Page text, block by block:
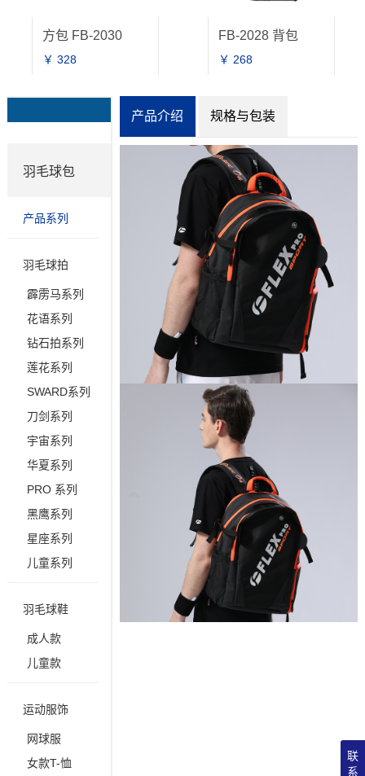
方包 FB-2030
￥ 328
FB-2028 背包
￥ 268
产品介绍 规格与包装
羽毛球包
产品系列
羽毛球拍
霹雳马系列
花语系列
钻石拍系列
莲花系列
SWARD系列
刀剑系列
宇宙系列
华夏系列
PRO 系列
黑鹰系列
星座系列
儿童系列
羽毛球鞋
成人款
儿童款
运动服饰
网球服
女款T-恤
联
系